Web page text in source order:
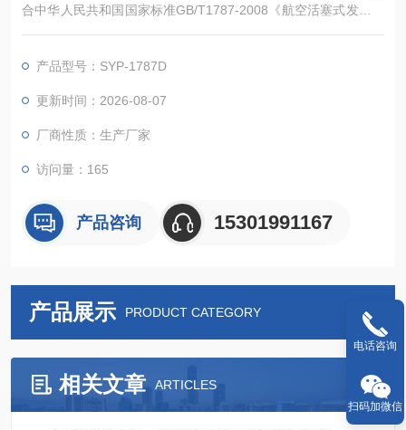
合中华人民共和国国家标准GB/T1787-2008《航空活塞式发动机
燃料》和GB/T6536《石油产品蒸馏测定法》中技术规定要求。
产品型号：SYP-1787D
更新时间：2026-08-07
厂商性质：生产厂家
访问量：165
产品咨询 15301991167
产品展示 PRODUCT CATEGORY
相关文章 ARTICLES
电话咨询
扫码加微信